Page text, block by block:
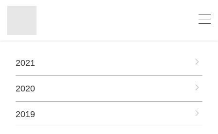
2021
2020
2019